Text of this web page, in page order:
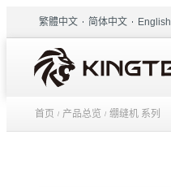
繁體中文 简体中文 English
首页 / 产品总览 / 绷缝机 系列